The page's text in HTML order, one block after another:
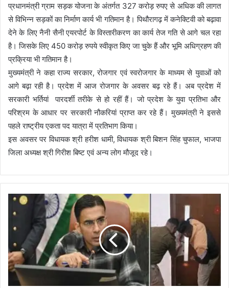
प्रधानमंत्री ग्राम सड़क योजना के अंतर्गत 327 करोड़ रुपए से अधिक की लागत
से विभिन्न सड़कों का निर्माण कार्य भी गतिमान है। पिथौरागढ़ में कनेक्टिवी को बढ़ावा
देने के लिए नैनी सैनी एयरपोर्ट के विस्तारीकरण का कार्य तेज गति से आगे चल रहा
है। जिसके लिए 450 करोड़ रुपये स्वीकृत किए जा चुके हैं और भूमि अधिग्रहण की
प्रक्रिया भी गतिमान है।
मुख्यमंत्री ने कहा राज्य सरकार, रोजगार एवं स्वरोजगार के माध्यम से युवाओं को
आगे बढ़ा रही है। प्रदेश में आज रोजगार के अवसर बढ़ रहे हैं। अब प्रदेश में
सरकारी भर्तियां पारदर्शी तरीके से हो रहीं हैं। जो प्रदेश के युवा प्रतिभा और
परिश्रम के आधार पर सरकारी नौकरियां प्राप्त कर रहे हैं। मुख्यमंत्री ने इससे
पहले राष्ट्रीय एकता पद यात्रा में प्रतिभाग किया।
इस अवसर पर विधायक श्री हरीश धामी, विधायक श्री बिशन सिंह चुफाल, भाजपा
जिला अध्यक्ष श्री गिरीश बिष्ट एवं अन्य लोग मौजूद रहे।